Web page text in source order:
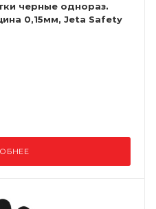
черные однораз.
0,15мм, Jeta Safety